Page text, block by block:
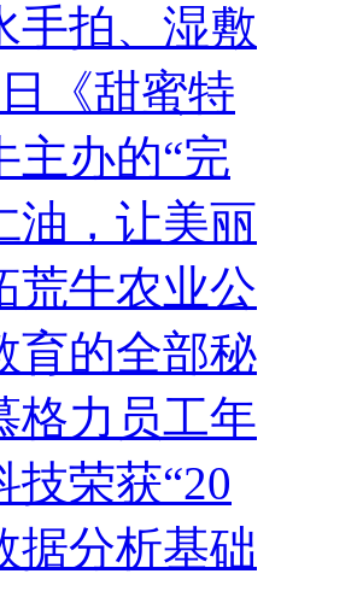
手拍、湿敷
《甜蜜特
主办的“完
油，让美丽
荒牛农业公
育的全部秘
格力员工年
技荣获“20
据分析基础